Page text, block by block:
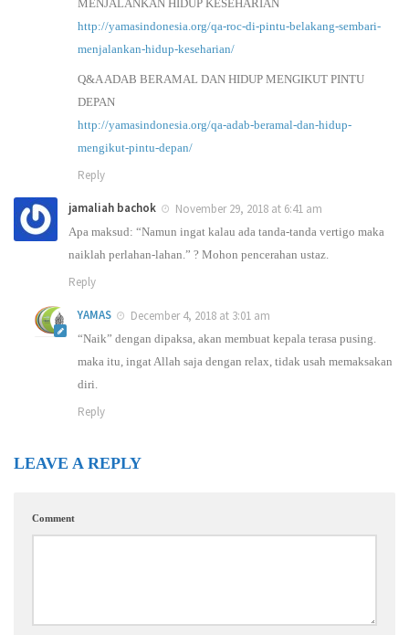
MENJALANKAN HIDUP KESEHARIAN
http://yamasindonesia.org/qa-roc-di-pintu-belakang-sembari-
menjalankan-hidup-keseharian/
Q&A ADAB BERAMAL DAN HIDUP MENGIKUT PINTU
DEPAN
http://yamasindonesia.org/qa-adab-beramal-dan-hidup-
mengikut-pintu-depan/
Reply
jamaliah bachok November 29, 2018 at 6:41 am
Apa maksud: “Namun ingat kalau ada tanda-tanda vertigo maka
naiklah perlahan-lahan.” ? Mohon pencerahan ustaz.
Reply
YAMAS December 4, 2018 at 3:01 am
“Naik” dengan dipaksa, akan membuat kepala terasa pusing.
maka itu, ingat Allah saja dengan relax, tidak usah memaksakan
diri.
Reply
LEAVE A REPLY
Comment